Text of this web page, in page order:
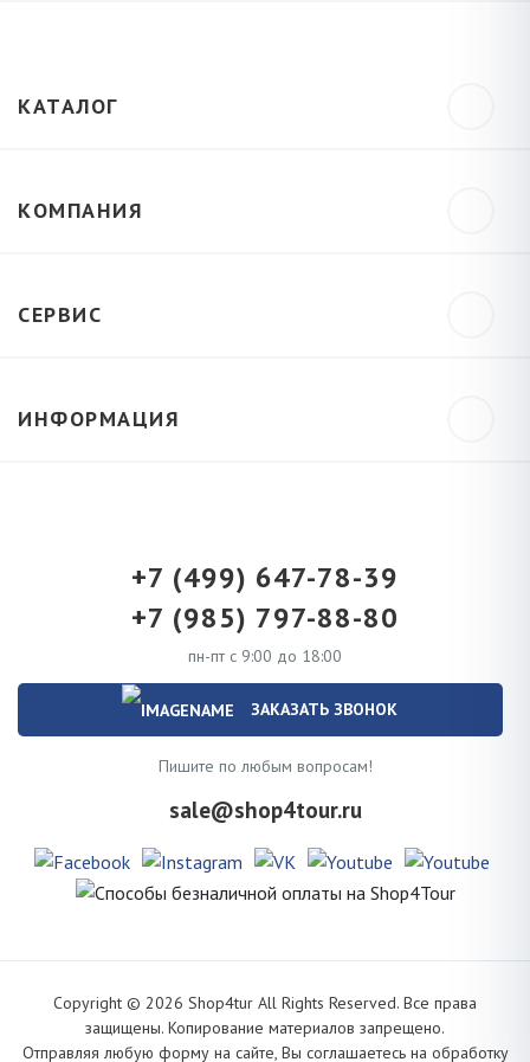
КАТАЛОГ
КОМПАНИЯ
СЕРВИС
ИНФОРМАЦИЯ
+7 (499) 647-78-39
+7 (985) 797-88-80
пн-пт с 9:00 до 18:00
ЗАКАЗАТЬ ЗВОНОК
Пишите по любым вопросам!
sale@shop4tour.ru
Copyright © 2026 Shop4tur All Rights Reserved. Все права
защищены. Копирование материалов запрещено.
Отправляя любую форму на сайте, Вы соглашаетесь на обработку